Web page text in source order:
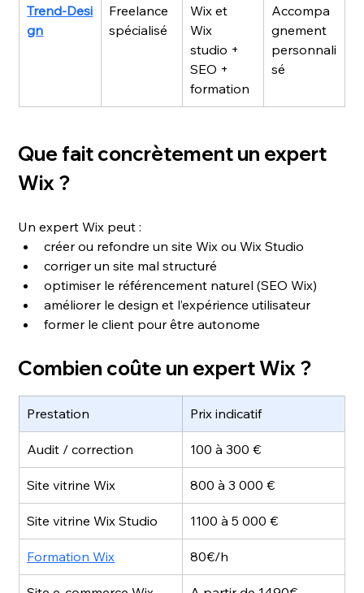
Trend‑Desi
gn
Freelance
spécialisé
Wix et
Wix
studio +
SEO +
formation
Accompa
gnement
personnali
sé
Que fait concrètement un expert
Wix ?
Un expert Wix peut :
créer ou refondre un site Wix ou Wix Studio
corriger un site mal structuré
optimiser le référencement naturel (SEO Wix)
améliorer le design et l’expérience utilisateur
former le client pour être autonome
Combien coûte un expert Wix ?
Prestation Prix indicatif
Audit / correction 100 à 300 €
Site vitrine Wix 800 à 3 000 €
Site vitrine Wix Studio 1100 à 5 000 €
Formation Wix 80€/h